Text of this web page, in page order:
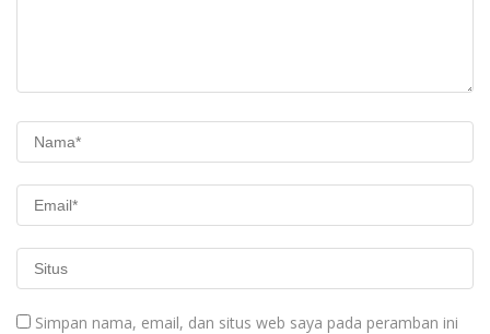
Simpan nama, email, dan situs web saya pada peramban ini